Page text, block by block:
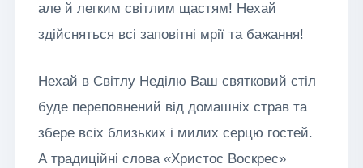
але й легким світлим щастям! Нехай
здійсняться всі заповітні мрії та бажання!
Нехай в Світлу Неділю Ваш святковий стіл
буде переповнений від домашніх страв та
збере всіх близьких і милих серцю гостей.
А традиційні слова «Христос Воскрес»